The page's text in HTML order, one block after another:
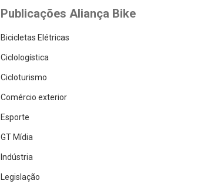
Publicações Aliança Bike
Bicicletas Elétricas
Ciclologística
Cicloturismo
Comércio exterior
Esporte
GT Mídia
Indústria
Legislação